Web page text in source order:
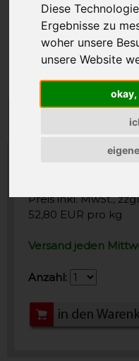
Diese
Ergebnisse zu
woher unsere
unsere Website
okay,
Preis inkl. MwSt.,
52,80 EUR pro kg
Versand jeden
Anzahl: